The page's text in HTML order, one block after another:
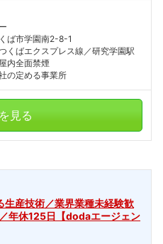
ば市学園南2-8-1
くばエクスプレス線／研究学園駅
内全面禁煙
の定める事業所
見る
生産技術／業界業種未経験歓
年休125日【dodaエージェン